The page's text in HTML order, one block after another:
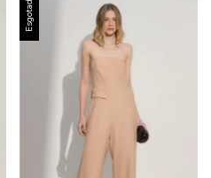
Esgotado